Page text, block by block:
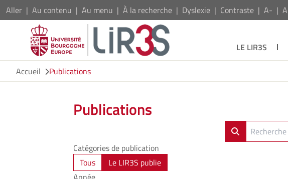
Aller Au contenu Au menu À la recherche Dyslexie Contraste A- A
LE LIR3S
Accueil
Publications
Publications
Catégories de publication
Tous
Le LIR3S publie